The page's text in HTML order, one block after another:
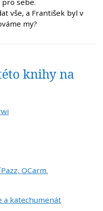
vše, a František byl v
my?
knihy na
OCarm.
a katechumenát